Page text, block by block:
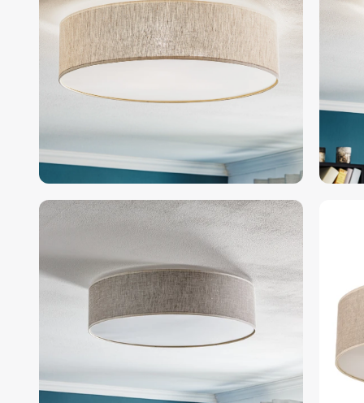
springen